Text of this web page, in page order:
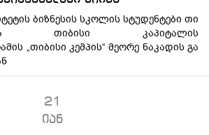
ბიზნესის სკოლის სტუდენტები თი
თიბისი კაპიტალის
„თიბისი კემპის“ მეორე ნაკადის გა
21
იან